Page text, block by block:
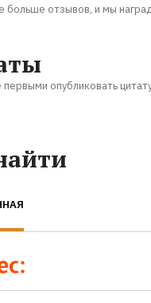
больше отзывов, и мы
опубликовать